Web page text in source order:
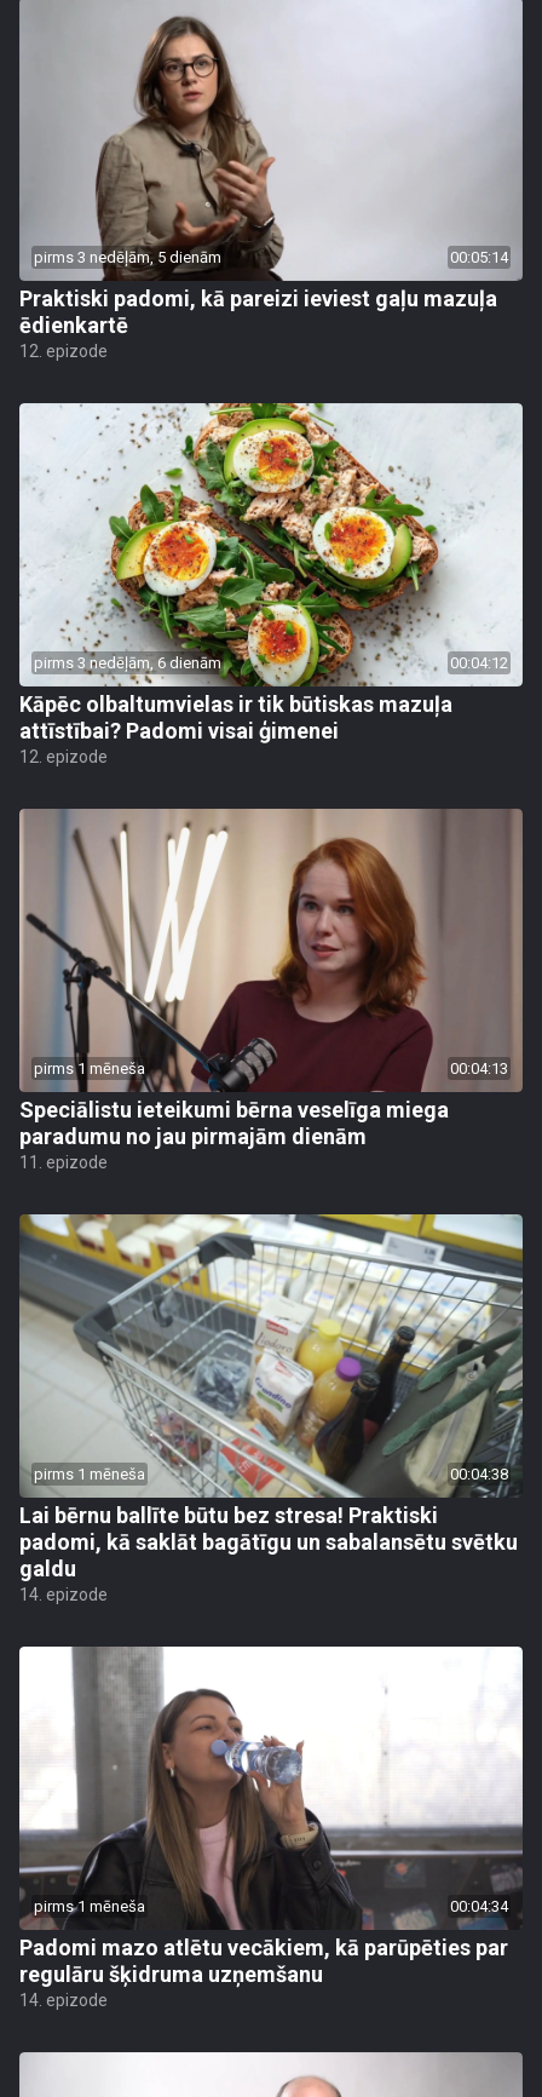
pirms 3 nedēļām, 5 dienām 00:05:14
Praktiski padomi, kā pareizi ieviest gaļu mazuļa
ēdienkartē
12. epizode
pirms 3 nedēļām, 6 dienām 00:04:12
Kāpēc olbaltumvielas ir tik būtiskas mazuļa
attīstībai? Padomi visai ģimenei
12. epizode
pirms 1 mēneša 00:04:13
Speciālistu ieteikumi bērna veselīga miega
paradumu no jau pirmajām dienām
11. epizode
pirms 1 mēneša 00:04:38
Lai bērnu ballīte būtu bez stresa! Praktiski
padomi, kā saklāt bagātīgu un sabalansētu svētku
galdu
14. epizode
pirms 1 mēneša 00:04:34
Padomi mazo atlētu vecākiem, kā parūpēties par
regulāru šķidruma uzņemšanu
14. epizode